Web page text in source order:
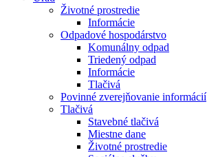
Životné prostredie
Informácie
Odpadové hospodárstvo
Komunálny odpad
Triedený odpad
Informácie
Tlačivá
Povinné zverejňovanie informácií
Tlačivá
Stavebné tlačivá
Miestne dane
Životné prostredie